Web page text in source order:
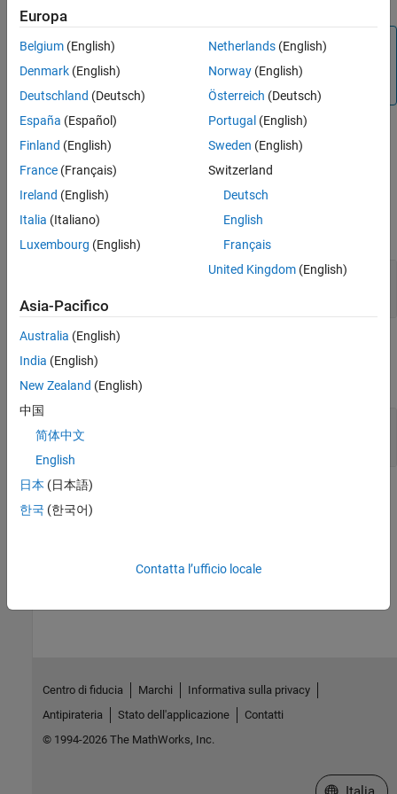
Note
ThePILobject can only map to a singleIOInterface
Creation
pilObj= soc.sdk.PIL( creates aso.sdk.PIL
Input Arguments
expand all
Name of PIL configuration
Properties
expand all
character vector
Version History
How useful was this information?
Europa
Belgium (English)
Denmark (English)
Deutschland (Deutsch)
España (Español)
Finland (English)
France (Français)
Ireland (English)
Italia (Italiano)
Luxembourg (English)
Netherlands(English)
Norway(English)
Österreich (Deutsch)
Portugal (English)
Sweden (English)
Switzerland
Deutsch
English
Français
United Kingdom(English)
Asia-Pacifico
Australia (English)
India (English)
New Zealand (English)
中国
简体中文
English
日本 (日本語)
한국 (한국어)
Contatta l’ufficio locale
Centro di fiducia Marchi
Informativa sulla privacy
Antipirateria
Stato dell'applicazione
Contatti
© 1994-2026 The MathWorks, Inc.
Seleziona